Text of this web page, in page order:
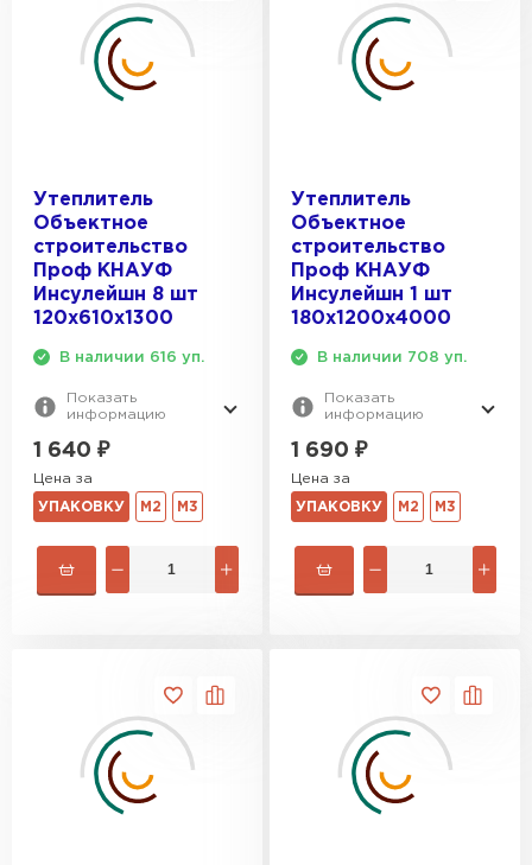
Утеплитель
Объектное
строительство
Проф КНАУФ
Инсулейшн 8 шт
120х610х1300
В наличии 616 уп.
Показать
информацию
1 640 ₽
Цена за
УПАКОВКУ М2 М3
Утеплитель
Объектное
строительство
Проф КНАУФ
Инсулейшн 1 шт
180х1200х4000
В наличии 708 уп.
Показать
информацию
1 690 ₽
Цена за
УПАКОВКУ М2 М3